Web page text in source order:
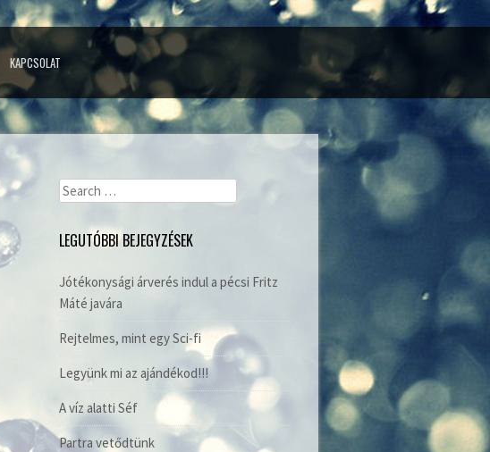
KAPCSOLAT
Search
LEGUTÓBBI BEJEGYZÉSEK
Jótékonysági árverés indul a pécsi Fritz
Máté javára
Rejtelmes, mint egy Sci-fi
Legyünk mi az ajándékod!!!
A víz alatti Séf
Partra vetődtünk